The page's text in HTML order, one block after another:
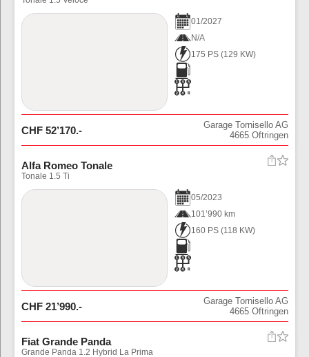
01/2027
N/A
175 PS (129 KW)
CHF 52’170.-
Garage Tornisello AG
4665 Oftringen
Alfa Romeo Tonale
Tonale 1.5 Ti
05/2023
101’990 km
160 PS (118 KW)
CHF 21’990.-
Garage Tornisello AG
4665 Oftringen
Fiat Grande Panda
Grande Panda 1.2 Hybrid La Prima